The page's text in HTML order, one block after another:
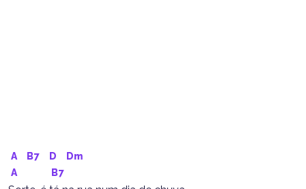
A B7 D
Dm
A
B7